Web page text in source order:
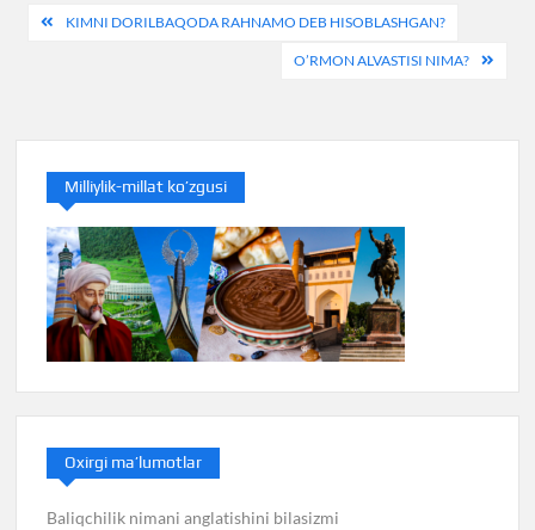
PostKIMNI DORILBAQODA RAHNAMO DEB HISOBLASHGAN?
O’RMON ALVASTISI NIMA?
Milliylik-millat ko’zgusi
Oxirgi ma’lumotlar
Baliqchilik nimani anglatishini bilasizmi